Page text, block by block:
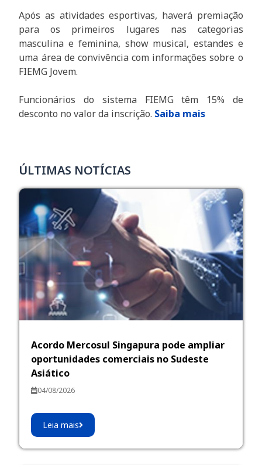
Após as atividades esportivas, haverá premiação
para os primeiros lugares nas categorias
masculina e feminina, show musical, estandes e
uma área de convivência com informações sobre o
FIEMG Jovem.
Funcionários do sistema FIEMG têm 15% de
desconto no valor da inscrição. Saiba mais
ÚLTIMAS NOTÍCIAS
Acordo Mercosul Singapura pode ampliar
oportunidades comerciais no Sudeste
Asiático
04/08/2026
Leia mais